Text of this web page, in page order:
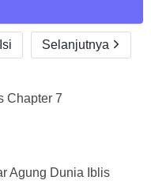
New Roman
Selanjutnya
Chapter 7
Agung Dunia Iblis